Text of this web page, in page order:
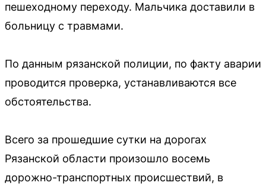
пешеходному переходу. Мальчика доставили в
больницу с травмами.
По данным рязанской полиции, по факту аварии
проводится проверка, устанавливаются все
обстоятельства.
Всего за прошедшие сутки на дорогах
Рязанской области произошло восемь
дорожно-транспортных происшествий, в